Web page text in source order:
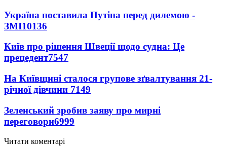
Україна поставила Путіна перед дилемою -
ЗМІ10136
Київ про рішення Швеції щодо судна: Це
прецедент7547
На Київщині сталося групове зґвалтування 21-
річної дівчини 7149
Зеленський зробив заяву про мирні
переговори6999
Читати коментарі